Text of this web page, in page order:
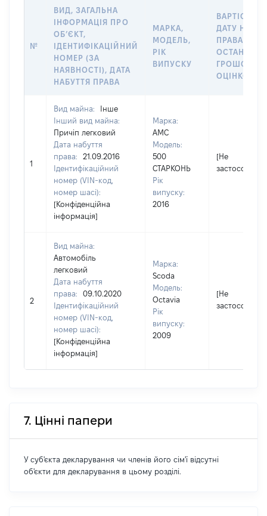
№
ВИД, ЗАГАЛЬНА
ІНФОРМАЦІЯ ПРО
ОБʼЄКТ,
ІДЕНТИФІКАЦІЙНИЙ
НОМЕР (ЗА
НАЯВНОСТІ), ДАТА
НАБУТТЯ ПРАВА
МАРКА,
МОДЕЛЬ,
РІК
ВИПУСКУ
ВАРТІСТЬ
ДАТУ
ПРАВА АБО
ОЦІНКОЮ,
1
Вид майна:
Інше
Інший вид майна:
Причіп легковий
Дата набуття
права:
21.09.2016
Ідентифікаційний
номер (VIN-код,
номер шасі):
[Конфіденційна
інформація]
Марка:
АМС
Модель:
500
СТАРКОНЬ
Рік
випуску:
2016
[Не
2
Вид майна:
Автомобіль
легковий
Дата набуття
права:
09.10.2020
Ідентифікаційний
номер (VIN-код,
номер шасі):
[Конфіденційна
інформація]
Марка:
Scoda
Модель:
Octavia
Рік
випуску:
2009
[Не
7. Цінні папери
У суб'єкта декларування чи членів його сім'ї відсутні
об'єкти для декларування в цьому розділі.